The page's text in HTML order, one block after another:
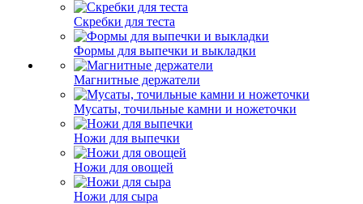
Скребки для теста
Формы для выпечки и выкладки
Магнитные держатели
Мусаты, точильные камни и ножеточки
Ножи для выпечки
Ножи для овощей
Ножи для сыра